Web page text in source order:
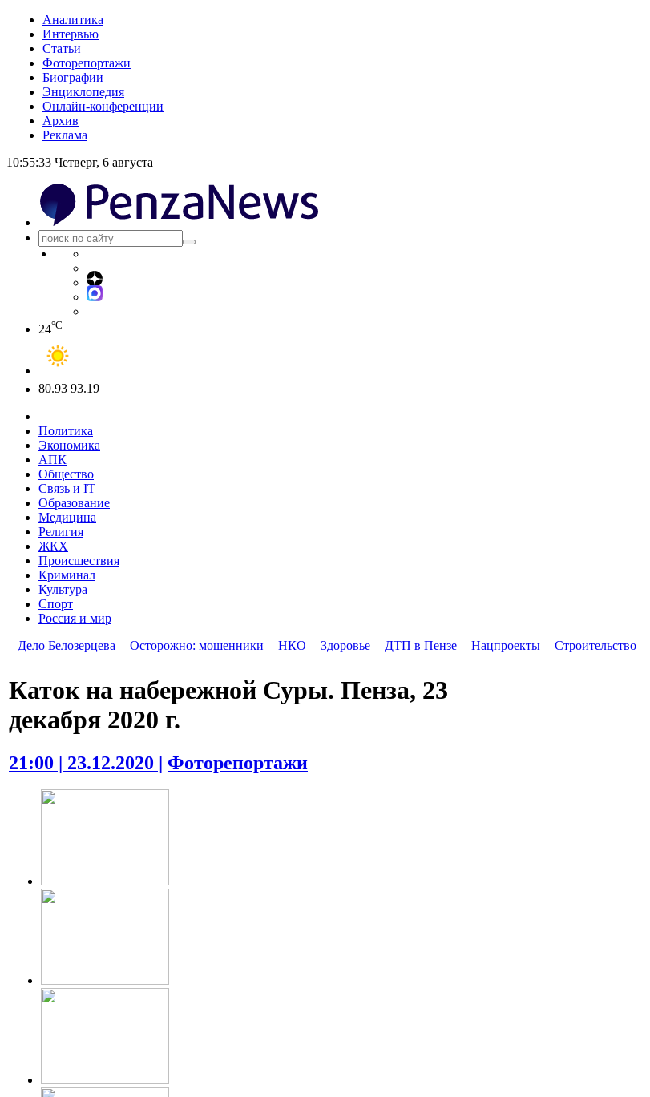
Аналитика
Интервью
Статьи
Фоторепортажи
Биографии
Энциклопедия
Онлайн-конференции
Архив
Реклама
10:55:34 Четверг, 6 августа
24°C
80.93 93.19
Политика
Экономика
АПК
Общество
Связь и IT
Образование
Медицина
Религия
ЖКХ
Происшествия
Криминал
Культура
Спорт
Россия и мир
Дело Белозерцева
Осторожно: мошенники НКО Здоровье ДТП в Пензе Нацпроекты Строительство
Каток на набережной Суры. Пенза, 23
декабря 2020 г.
21:00 | 23.12.2020 | Фоторепортажи